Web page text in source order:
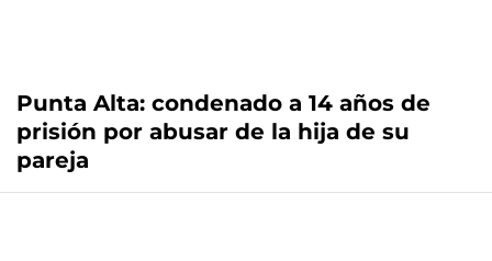
Punta Alta: condenado a 14 años de
prisión por abusar de la hija de su
pareja